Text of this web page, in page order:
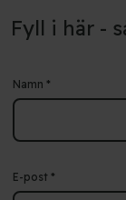
Fyll i här -
Namn *
E-post *